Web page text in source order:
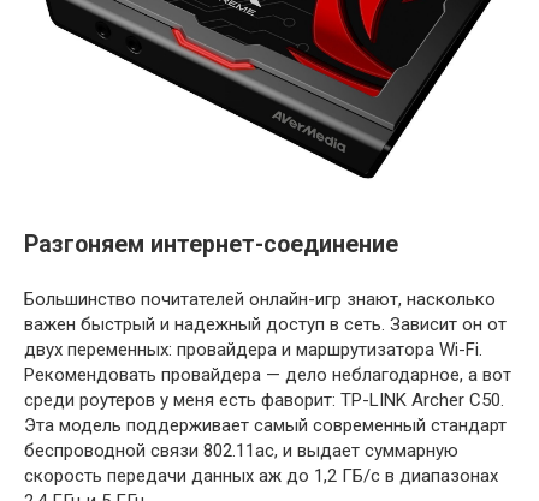
Разгоняем интернет-соединение
Большинство почитателей онлайн-игр знают, насколько
важен быстрый и надежный доступ в сеть. Зависит он от
двух переменных: провайдера и маршрутизатора Wi-Fi.
Рекомендовать провайдера — дело неблагодарное, а вот
среди роутеров у меня есть фаворит: TP-LINK Archer C50.
Эта модель поддерживает самый современный стандарт
беспроводной связи 802.11ac, и выдает суммарную
скорость передачи данных аж до 1,2 ГБ/с в диапазонах